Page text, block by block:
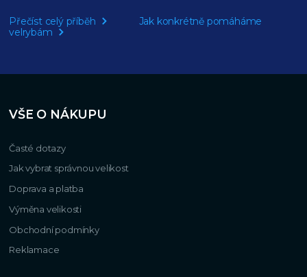
Přečíst celý příběh
Jak konkrétně pomáháme
velrybám
VŠE O NÁKUPU
Časté dotazy
Jak vybrat správnou velikost
Doprava a platba
Výměna velikosti
Obchodní podmínky
Reklamace